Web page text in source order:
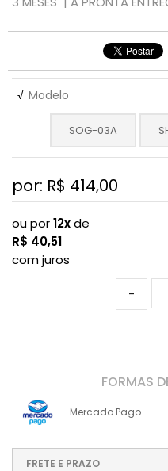
√ Modelo
SOG-03A
por: R$ 414,00
ou por12xde
R$ 40,51
com juros
-
FORMAS
Mercado Pago
2x com juros de R$ 211,95
FRETE E PRAZO